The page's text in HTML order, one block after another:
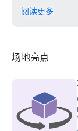
Caribbean
2024 Conde
Resorts in the
阅读更多
场地亮点